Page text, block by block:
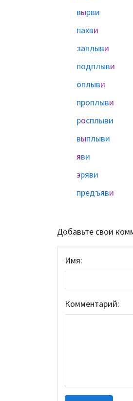
вырви
пахви
заплыви
подплыви
оплыви
проплыви
росплыви
выплыви
яви
эряви
предъяви
Добавьте свои
Имя:
Комментарий: